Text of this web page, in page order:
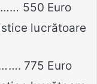
550 Euro
lucrătoare
775 Euro